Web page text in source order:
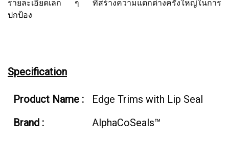
รายละเอียดเล็ก ๆ ที่สร้างความแตกต่างครั้งใหญ่ในการ
ปกป้อง
Specification
Product Name :
Edge Trims with Lip Seal
Brand :
AlphaCoSeals™